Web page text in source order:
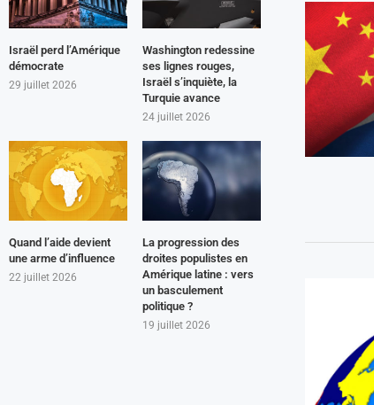
Israël perd l’Amérique
démocrate
29 juillet 2026
Washington redessine
ses lignes rouges,
Israël s’inquiète, la
Turquie avance
24 juillet 2026
Quand l’aide devient
une arme d’influence
22 juillet 2026
La progression des
droites populistes en
Amérique latine : vers
un basculement
politique ?
19 juillet 2026